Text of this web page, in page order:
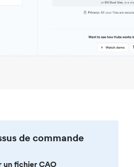
de commande
un fichier CAO